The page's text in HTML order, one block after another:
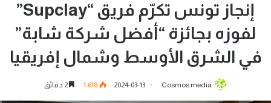
إنجاز تونس تكرّم فريق “Supclay”
لفوزه بجائزة “أفضل شركة شابة”
في الشرق الأوسط وشمال إفريقيا
Cosmos media
2024-03-13 1٬618